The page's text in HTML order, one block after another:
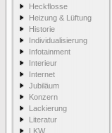
Heckflosse
Heizung & Lüftung
Historie
Individualisierung
Infotainment
Interieur
Internet
Jubiläum
Konzern
Lackierung
Literatur
LKW